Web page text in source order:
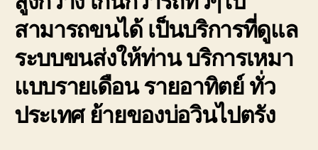
สามารถขนได้ เป็นบริการที่ดูแล
ระบบขนส่งให้ท่าน บริการเหมา
แบบรายเดือน รายอาทิตย์ ทั่ว
ประเทศ ย้ายของบ่อวินไปตรัง